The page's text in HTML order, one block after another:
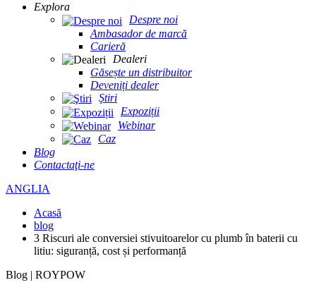
Explora
Despre noi
Ambasador de marcă
Carieră
Dealeri
Găsește un distribuitor
Deveniți dealer
Ştiri
Expoziții
Webinar
Caz
Blog
Contactaţi-ne
ANGLIA
Acasă
blog
3 Riscuri ale conversiei stivuitoarelor cu plumb în baterii cu
litiu: siguranță, cost și performanță
Blog | ROYPOW